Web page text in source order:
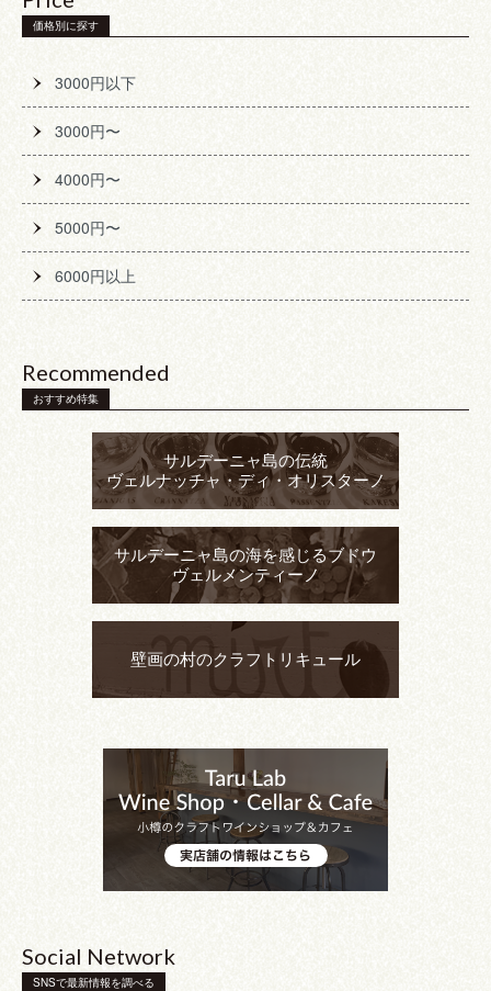
価格別に探す
3000円以下
3000円〜
4000円〜
5000円〜
6000円以上
Recommended
おすすめ特集
サルデーニャ島の伝統
ヴェルナッチャ・ディ・オリスターノ
サルデーニャ島の海を感じるブドウ
ヴェルメンティーノ
壁画の村のクラフトリキュール
Social Network
SNSで最新情報を調べる